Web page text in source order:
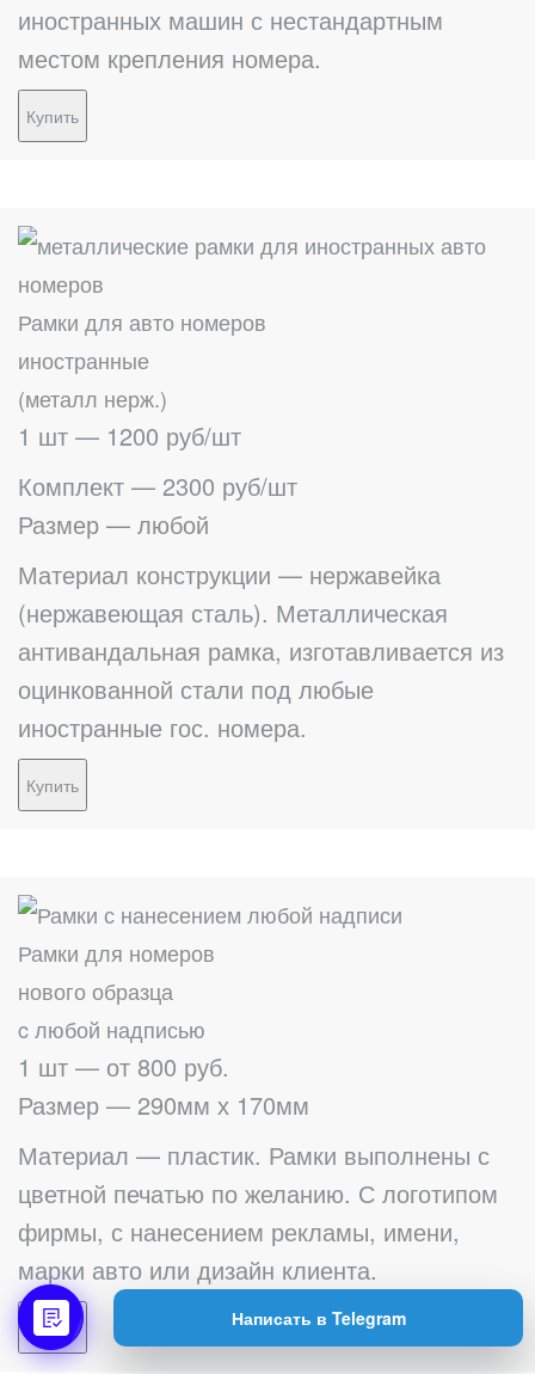
Написать в Telegram
иностранных машин с нестандартным
местом крепления номера.
Купить
Рамки для авто номеров
иностранные
(металл нерж.)
1 шт — 1200 руб/шт
Комплект — 2300 руб/шт
Размер — любой
Материал конструкции — нержавейка
(нержавеющая сталь). Металлическая
антивандальная рамка, изготавливается из
оцинкованной стали под любые
иностранные гос. номера.
Купить
Рамки для номеров
нового образца
c любой надписью
1 шт — от 800 руб.
Размер — 290мм х 170мм
Материал — пластик. Рамки выполнены с
цветной печатью по желанию. С логотипом
фирмы, с нанесением рекламы, имени,
марки авто или дизайн клиента.
Купить